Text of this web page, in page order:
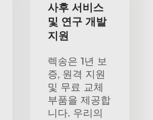
사후 서비스
및 연구 개발
지원
렉송은 1년 보
증, 원격 지원
및 무료 교체
부품을 제공합
니다. 우리의